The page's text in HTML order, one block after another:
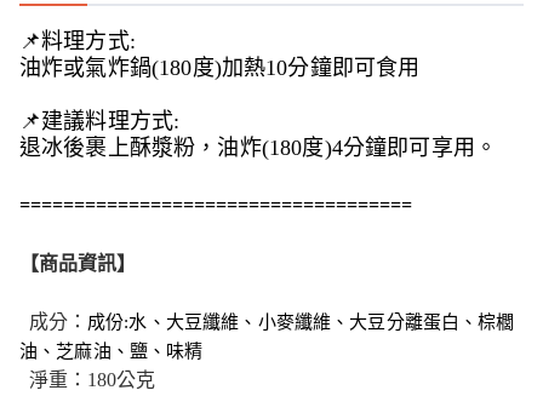
📌料理方式:
油炸或氣炸鍋(180度)加熱10分鐘即可食用
📌建議料理方式:
退冰後裹上酥漿粉，油炸(180度)4分鐘即可享用。
====================================
【商品資訊】
成分： 成份:水、大豆纖維、小麥纖維、大豆分離蛋白、棕櫚
油、芝麻油、鹽、味精
淨重：180公克